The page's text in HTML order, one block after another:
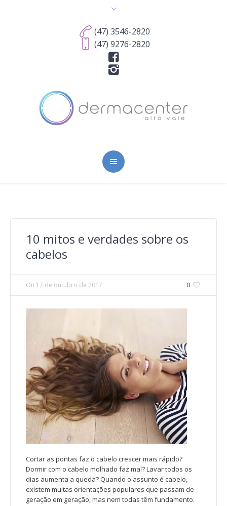
(47) 3546-2820
(47) 9276-2820
10 mitos e verdades sobre os
cabelos
0
On 17 de outubro de 2017
Cortar as pontas faz o cabelo crescer mais rápido?
Dormir com o cabelo molhado faz mal? Lavar todos os
dias aumenta a queda? Quando o assunto é cabelo,
existem muitas orientações populares que passam de
geração em geração, mas nem todas têm fundamento.